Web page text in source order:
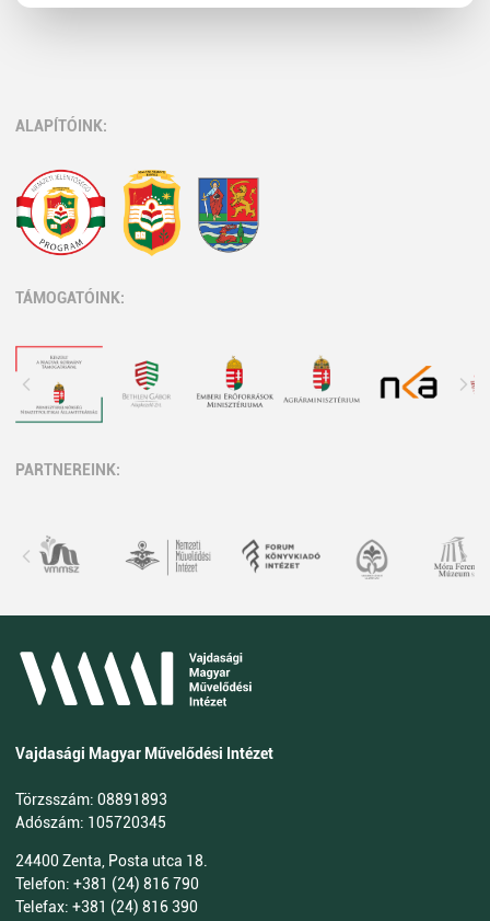
ALAPÍTÓINK:
TÁMOGATÓINK:
PARTNEREINK:
Vajdasági Magyar Művelődési Intézet
Törzsszám: 08891893
Adószám: 105720345
24400 Zenta, Posta utca 18.
Telefon: +381 (24) 816 790
Telefax: +381 (24) 816 390